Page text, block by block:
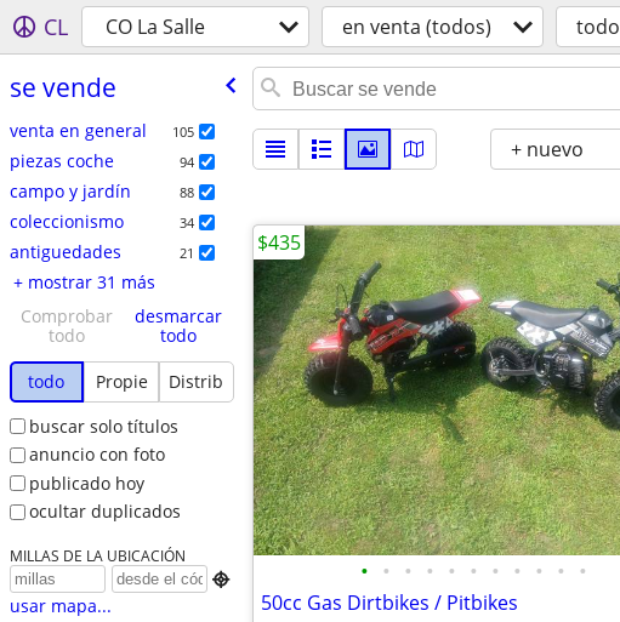
CL CO La Salle en venta (todos) todo
se vende
venta en general 105
piezas coche 94
campo y jardín 88
coleccionismo 34
antiguedades 21
+ mostrar 31 más
Comprobar
todo
desmarcar
todo
todo
Propie
Distrib
buscar solo títulos
anuncio con foto
publicado hoy
ocultar duplicados
MILLAS DE LA UBICACIÓN

usar mapa...
+ nuevo
• • • • • • • • • • •
50cc Gas Dirtbikes / Pitbikes
$435